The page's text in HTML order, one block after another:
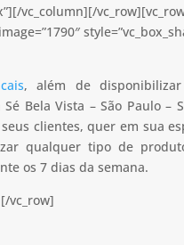
vc_column][/
, além de
Sé Bela Vista – São Paulo
clientes, quer em sua
qualquer tipo de
os 7 dias da semana.
vc_row]